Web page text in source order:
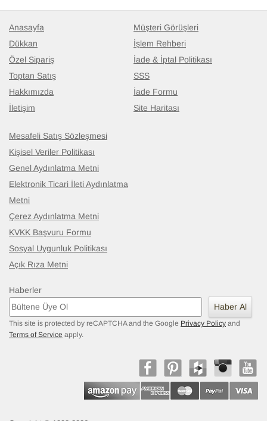
Anasayfa
Dükkan
Özel Sipariş
Toptan Satış
Hakkımızda
İletişim
Müşteri Görüşleri
İşlem Rehberi
İade & İptal Politikası
SSS
İade Formu
Site Haritası
Mesafeli Satış Sözleşmesi
Kişisel Veriler Politikası
Genel Aydınlatma Metni
Elektronik Ticari İleti Aydınlatma
Metni
Çerez Aydınlatma Metni
KVKK Başvuru Formu
Sosyal Uygunluk Politikası
Açık Rıza Metni
Haberler
Haber Al
This site is protected by reCAPTCHA and the Google Privacy Policy and
Terms of Service apply.